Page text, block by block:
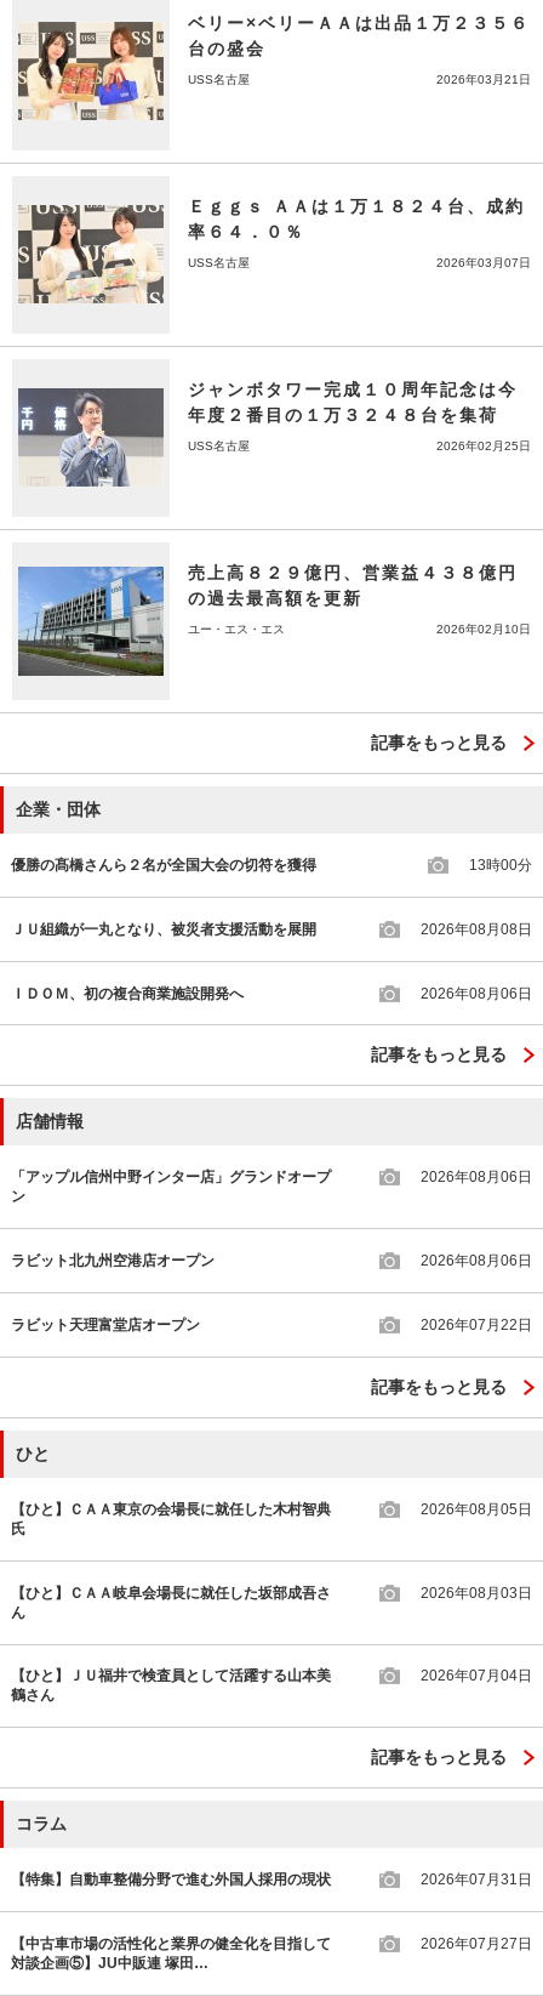
ベリー×ベリーＡＡは出品１万２３５６
台の盛会
USS名古屋 2026年03月21日
Ｅｇｇｓ ＡＡは１万１８２４台、成約
率６４．０％
USS名古屋 2026年03月07日
ジャンボタワー完成１０周年記念は今
年度２番目の１万３２４８台を集荷
USS名古屋 2026年02月25日
売上高８２９億円、営業益４３８億円
の過去最高額を更新
ユー・エス・エス 2026年02月10日
記事をもっと見る
企業・団体
優勝の髙橋さんら２名が全国大会の切符を獲得 13時00分
ＪＵ組織が一丸となり、被災者支援活動を展開 2026年08月08日
ＩＤＯＭ、初の複合商業施設開発へ 2026年08月06日
記事をもっと見る
店舗情報
「アップル信州中野インター店」グランドオープ
ン
2026年08月06日
ラビット北九州空港店オープン 2026年08月06日
ラビット天理富堂店オープン 2026年07月22日
記事をもっと見る
ひと
【ひと】ＣＡＡ東京の会場長に就任した木村智典
氏
2026年08月05日
【ひと】ＣＡＡ岐阜会場長に就任した坂部成吾さ
ん
2026年08月03日
【ひと】ＪＵ福井で検査員として活躍する山本美
鶴さん
2026年07月04日
記事をもっと見る
コラム
【特集】自動車整備分野で進む外国人採用の現状 2026年07月31日
【中古車市場の活性化と業界の健全化を目指して
対談企画⑤】JU中販連 塚田…
2026年07月27日